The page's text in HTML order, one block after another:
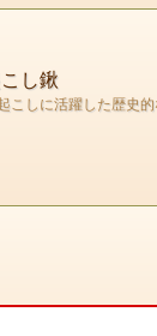
し鍬
しに活躍した歴史